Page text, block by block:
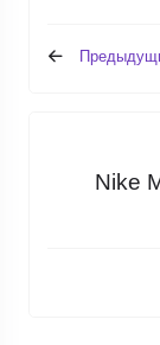
Nike